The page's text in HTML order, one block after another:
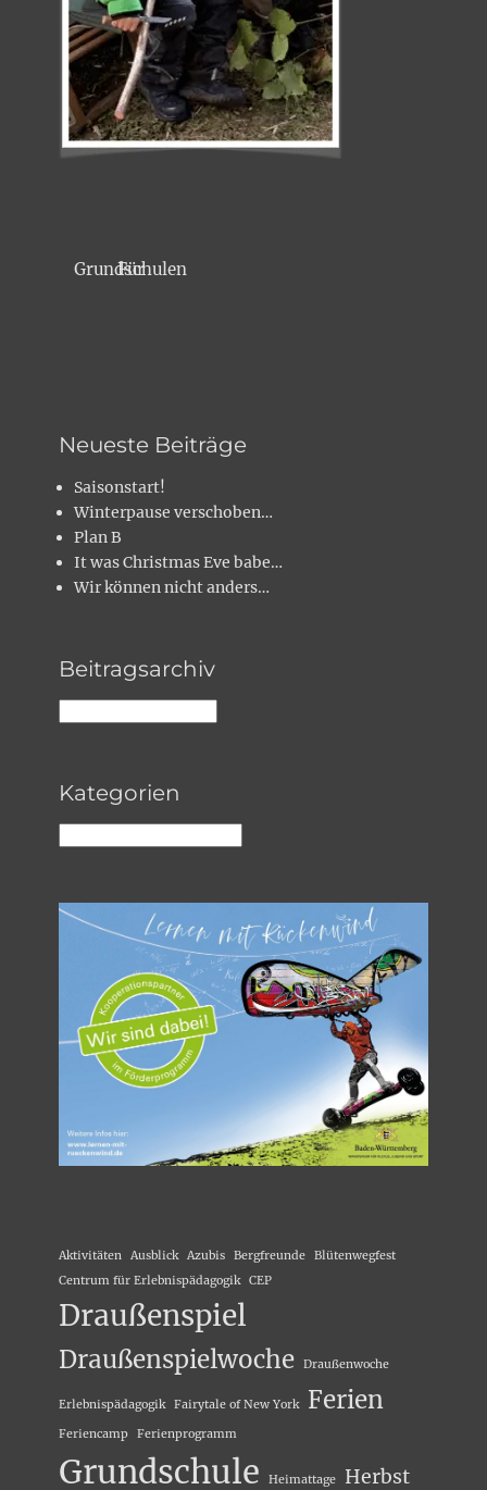
Für Grundschulen
Neueste Beiträge
Saisonstart!
Winterpause verschoben…
Plan B
It was Christmas Eve babe…
Wir können nicht anders…
Beitragsarchiv
Kategorien
Aktivitäten Ausblick Azubis Bergfreunde
Blütenwegfest
Centrum für Erlebnispädagogik
CEP
Draußenspiel
Draußenspielwoche Draußenwoche
Erlebnispädagogik Fairytale of New York Ferien
Feriencamp Ferienprogramm
Grundschule Heimattage Herbst